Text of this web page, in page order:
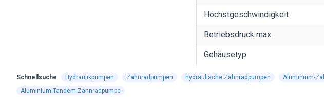
Höchstgeschwindigkeit
Betriebsdruck max.
Gehäusetyp
Schnellsuche Hydraulikpumpen Zahnradpumpen hydraulische Zahnradpumpen Aluminium-
Aluminium-Tandem-Zahnradpumpe